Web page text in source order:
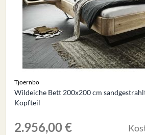
Tjoernbo
Wildeiche Bett 200x200 cm
Kopfteil
2.956,00 €